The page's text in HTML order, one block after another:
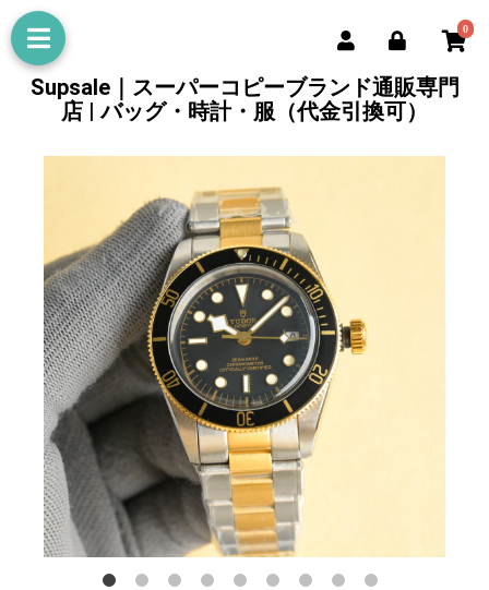
0
Supsale｜スーパーコピーブランド通販専門
店 | バッグ・時計・服（代金引換可）